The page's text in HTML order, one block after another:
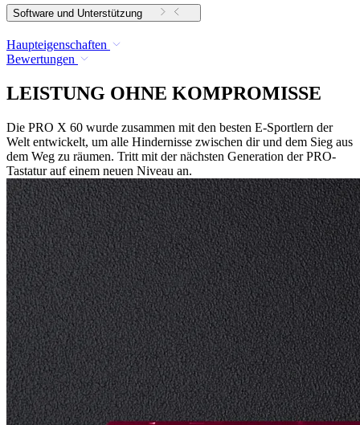
Software und Unterstützung
Haupteigenschaften
Bewertungen
LEISTUNG OHNE KOMPROMISSE
Die PRO X 60 wurde zusammen mit den besten E-Sportlern der
Welt entwickelt, um alle Hindernisse zwischen dir und dem Sieg aus
dem Weg zu räumen. Tritt mit der nächsten Generation der PRO-
Tastatur auf einem neuen Niveau an.